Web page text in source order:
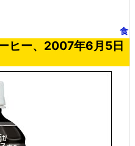
食
ヒー、2007年6月5日